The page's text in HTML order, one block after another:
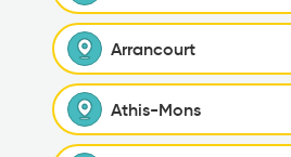
Arrancourt
Athis-Mons